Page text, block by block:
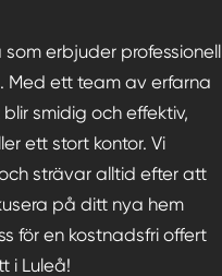
erbjuder professionell
Med ett team av erfarna
smidig och effektiv,
ett stort kontor. Vi
strävar alltid efter att
på ditt nya hem
för en kostnadsfri offert
i Luleå!